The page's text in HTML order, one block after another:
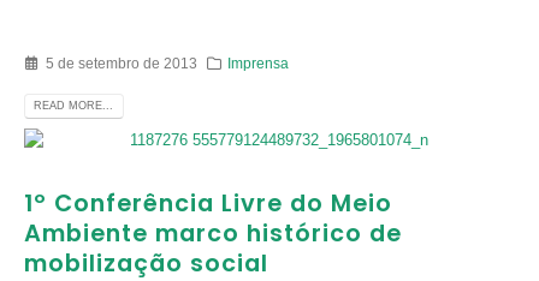
5 de setembro de 2013 Imprensa
READ MORE...
1º Conferência Livre do Meio
Ambiente marco histórico de
mobilização social